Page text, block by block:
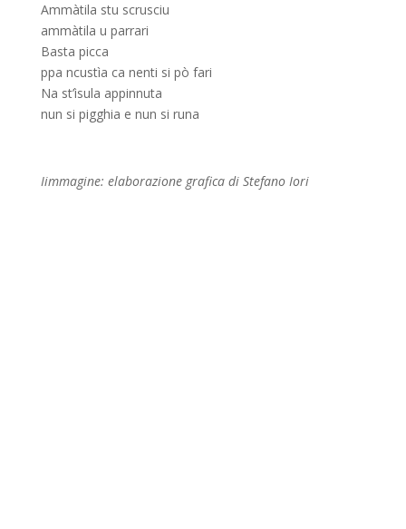
Ammàtila stu scrusciu
ammàtila u parrari
Basta picca
ppa ncustìa ca nenti si pò fari
Na st’ìsula appinnuta
nun si pigghia e nun si runa
Iimmagine: elaborazione grafica di Stefano Iori